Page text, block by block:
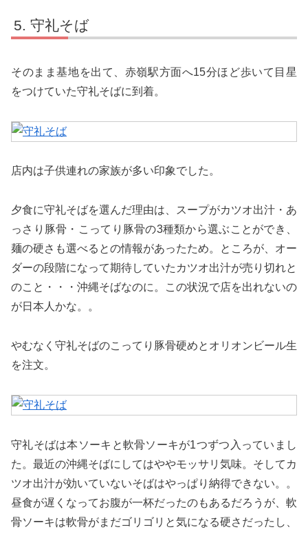
守礼そば
そのまま基地を出て、赤嶺駅方面へ15分ほど歩いて目星
をつけていた守礼そばに到着。
店内は子供連れの家族が多い印象でした。
夕食に守礼そばを選んだ理由は、スープがカツオ出汁・あ
っさり豚骨・こってり豚骨の3種類から選ぶことができ、
麺の硬さも選べるとの情報があったため。ところが、オー
ダーの段階になって期待していたカツオ出汁が売り切れと
のこと・・・沖縄そばなのに。この状況で店を出れないの
が日本人かな。。
やむなく守礼そばのこってり豚骨硬めとオリオンビール生
を注文。
守礼そばは本ソーキと軟骨ソーキが1つずつ入っていまし
た。最近の沖縄そばにしてはややモッサリ気味。そしてカ
ツオ出汁が効いていないそばはやっぱり納得できない。。
昼食が遅くなってお腹が一杯だったのもあるだろうが、軟
骨ソーキは軟骨がまだゴリゴリと気になる硬さだったし、